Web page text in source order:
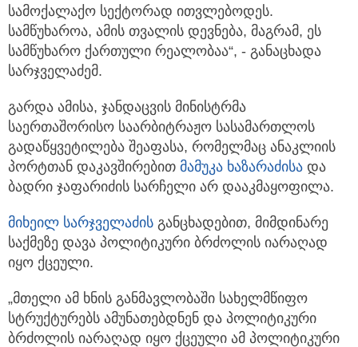
სამოქალაქო სექტორად ითვლებოდეს.
სამწუხაროა, ამის თვალის დევნება, მაგრამ, ეს
სამწუხარო ქართული რეალობაა“, - განაცხადა
სარჯველაძემ.
გარდა ამისა, ჯანდაცვის მინისტრმა
საერთაშორისო საარბიტრაჟო სასამართლოს
გადაწყვეტილება შეაფასა, რომელმაც ანაკლიის
პორტთან დაკავშირებით მამუკა ხაზარაძისა და
ბადრი ჯაფარიძის სარჩელი არ დააკმაყოფილა.
მიხეილ სარჯველაძის განცხადებით, მიმდინარე
საქმეზე დავა პოლიტიკური ბრძოლის იარაღად
იყო ქცეული.
„მთელი ამ ხნის განმავლობაში სახელმწიფო
სტრუქტურებს ამუნათებდნენ და პოლიტიკური
ბრძოლის იარაღად იყო ქცეული ამ პოლიტიკური